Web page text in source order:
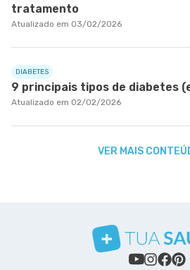
tratamento
Atualizado em 03/02/2026
DIABETES
9 principais tipos de diabetes
Atualizado em 02/02/2026
VER MAIS